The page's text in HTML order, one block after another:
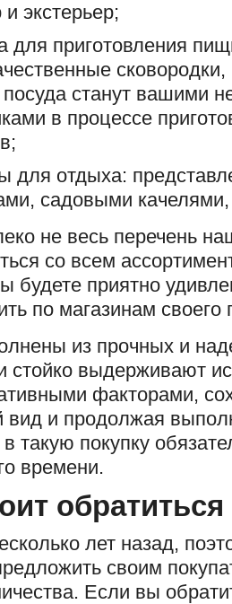
и экстерьер;
для приготовления
посуда станут вашими
в процессе
для отдыха:
садовыми
не весь перечень
со всем
будете приятно
по магазинам своего
из прочных и
стойко выдерживают
факторами,
вид и продолжая
такую покупку
времени.
лет назад,
своим
Если вы